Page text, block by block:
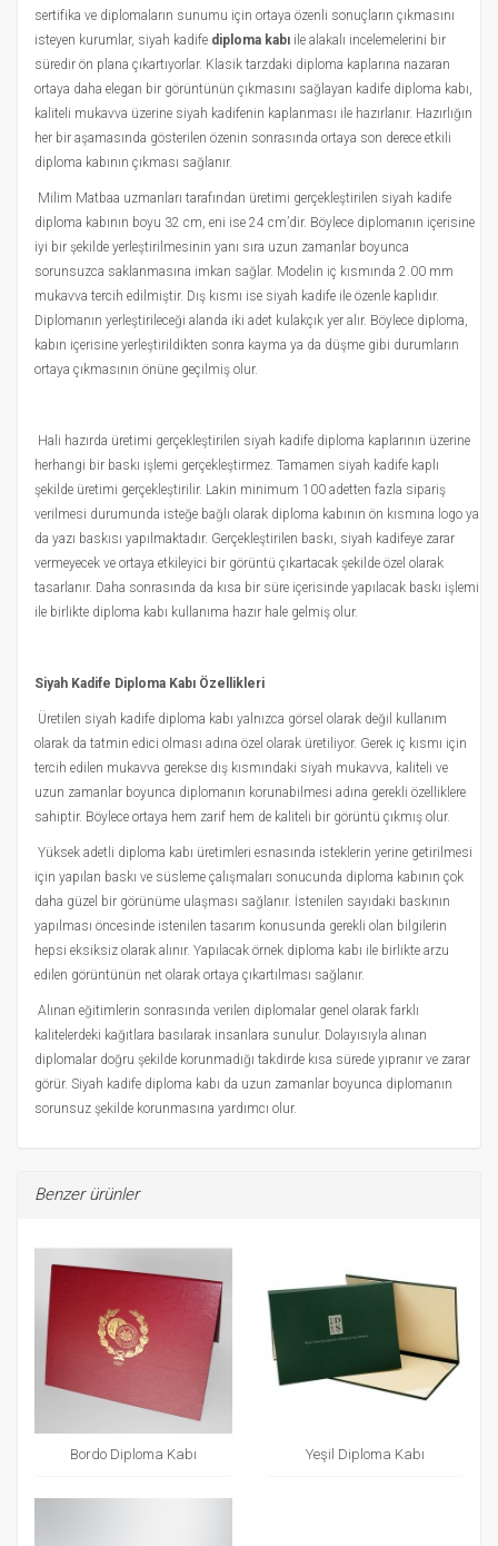
sertifika ve diplomaların sunumu için ortaya özenli sonuçların çıkmasını
isteyen kurumlar, siyah kadife diploma kabı ile alakalı incelemelerini bir
süredir ön plana çıkartıyorlar. Klasik tarzdaki diploma kaplarına nazaran
ortaya daha elegan bir görüntünün çıkmasını sağlayan kadife diploma kabı,
kaliteli mukavva üzerine siyah kadifenin kaplanması ile hazırlanır. Hazırlığın
her bir aşamasında gösterilen özenin sonrasında ortaya son derece etkili
diploma kabının çıkması sağlanır.
Milim Matbaa uzmanları tarafından üretimi gerçekleştirilen siyah kadife
diploma kabının boyu 32 cm, eni ise 24 cm’dir. Böylece diplomanın içerisine
iyi bir şekilde yerleştirilmesinin yanı sıra uzun zamanlar boyunca
sorunsuzca saklanmasına imkan sağlar. Modelin iç kısmında 2.00 mm
mukavva tercih edilmiştir. Dış kısmı ise siyah kadife ile özenle kaplıdır.
Diplomanın yerleştirileceği alanda iki adet kulakçık yer alır. Böylece diploma,
kabın içerisine yerleştirildikten sonra kayma ya da düşme gibi durumların
ortaya çıkmasının önüne geçilmiş olur.
Hali hazırda üretimi gerçekleştirilen siyah kadife diploma kaplarının üzerine
herhangi bir baskı işlemi gerçekleştirmez. Tamamen siyah kadife kaplı
şekilde üretimi gerçekleştirilir. Lakin minimum 100 adetten fazla sipariş
verilmesi durumunda isteğe bağlı olarak diploma kabının ön kısmına logo ya
da yazı baskısı yapılmaktadır. Gerçekleştirilen baskı, siyah kadifeye zarar
vermeyecek ve ortaya etkileyici bir görüntü çıkartacak şekilde özel olarak
tasarlanır. Daha sonrasında da kısa bir süre içerisinde yapılacak baskı işlemi
ile birlikte diploma kabı kullanıma hazır hale gelmiş olur.
Siyah Kadife Diploma Kabı Özellikleri
Üretilen siyah kadife diploma kabı yalnızca görsel olarak değil kullanım
olarak da tatmin edici olması adına özel olarak üretiliyor. Gerek iç kısmı için
tercih edilen mukavva gerekse dış kısmındaki siyah mukavva, kaliteli ve
uzun zamanlar boyunca diplomanın korunabilmesi adına gerekli özelliklere
sahiptir. Böylece ortaya hem zarif hem de kaliteli bir görüntü çıkmış olur.
Yüksek adetli diploma kabı üretimleri esnasında isteklerin yerine getirilmesi
için yapılan baskı ve süsleme çalışmaları sonucunda diploma kabının çok
daha güzel bir görünüme ulaşması sağlanır. İstenilen sayıdaki baskının
yapılması öncesinde istenilen tasarım konusunda gerekli olan bilgilerin
hepsi eksiksiz olarak alınır. Yapılacak örnek diploma kabı ile birlikte arzu
edilen görüntünün net olarak ortaya çıkartılması sağlanır.
Alınan eğitimlerin sonrasında verilen diplomalar genel olarak farklı
kalitelerdeki kağıtlara basılarak insanlara sunulur. Dolayısıyla alınan
diplomalar doğru şekilde korunmadığı takdirde kısa sürede yıpranır ve zarar
görür. Siyah kadife diploma kabı da uzun zamanlar boyunca diplomanın
sorunsuz şekilde korunmasına yardımcı olur.
Benzer ürünler
Bordo Diploma Kabı Yeşil Diploma Kabı